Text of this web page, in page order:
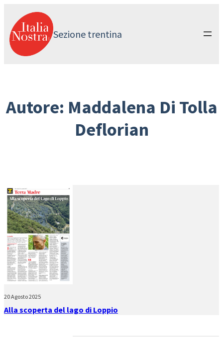
contenuto
Sezione trentina
Autore: Maddalena Di Tolla
Deflorian
20 Agosto 2025
Alla scoperta del lago di Loppio